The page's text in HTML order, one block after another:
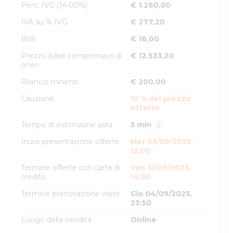
Perc. IVG (14.00%)
€ 1.260,00
IVA su % IVG
€ 277,20
Bolli
€ 16,00
Prezzo base comprensivo di
oneri
€ 12.533,20
Rilancio minimo
€ 200,00
Cauzione
10 % del prezzo
offerto
Tempo di estensione asta
5 min
Inizio presentazione offerte
Mer 03/09/2025,
12:00
Termine offerte con carta di
credito
Ven 12/09/2025,
14:50
Termine prenotazione visite
Gio 04/09/2025,
23:50
Luogo della vendita
Online